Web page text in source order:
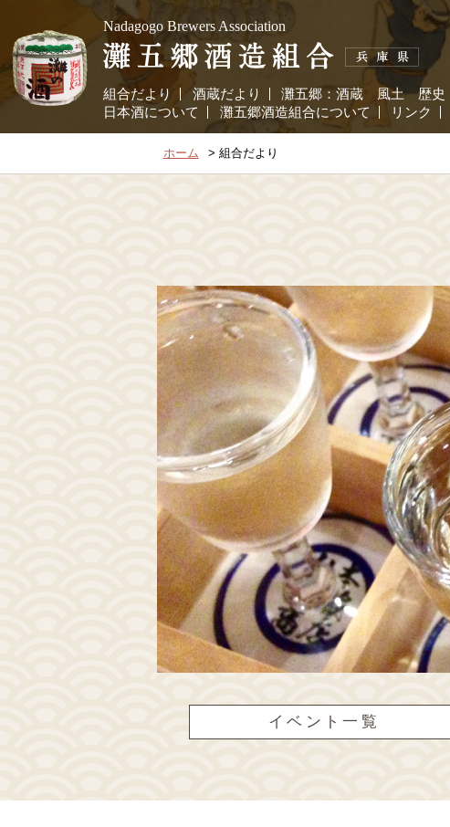
Nadagogo Brewers Association
組合だより 酒蔵だより 灘五郷：酒蔵 風土 歴史
日本酒について
灘五郷酒造組合について リンク
ホーム 組合だより
イベント一覧